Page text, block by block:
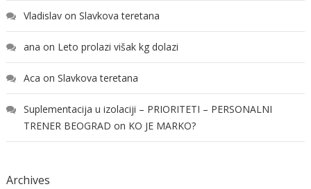
Vladislavon Slavkova teretana
ana on Leto prolazi višak kg dolazi
Aca on Slavkova teretana
Suplementacija u izolaciji – PRIORITETI – PERSONALNI
TRENER BEOGRAD on KO JE MARKO?
Archives